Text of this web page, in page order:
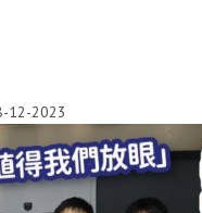
12-2023